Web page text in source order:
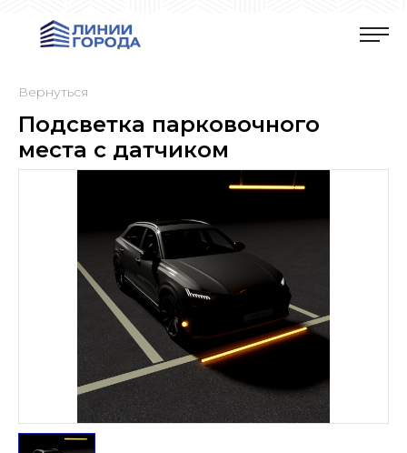
Вернуться
Подсветка парковочного
места с датчиком